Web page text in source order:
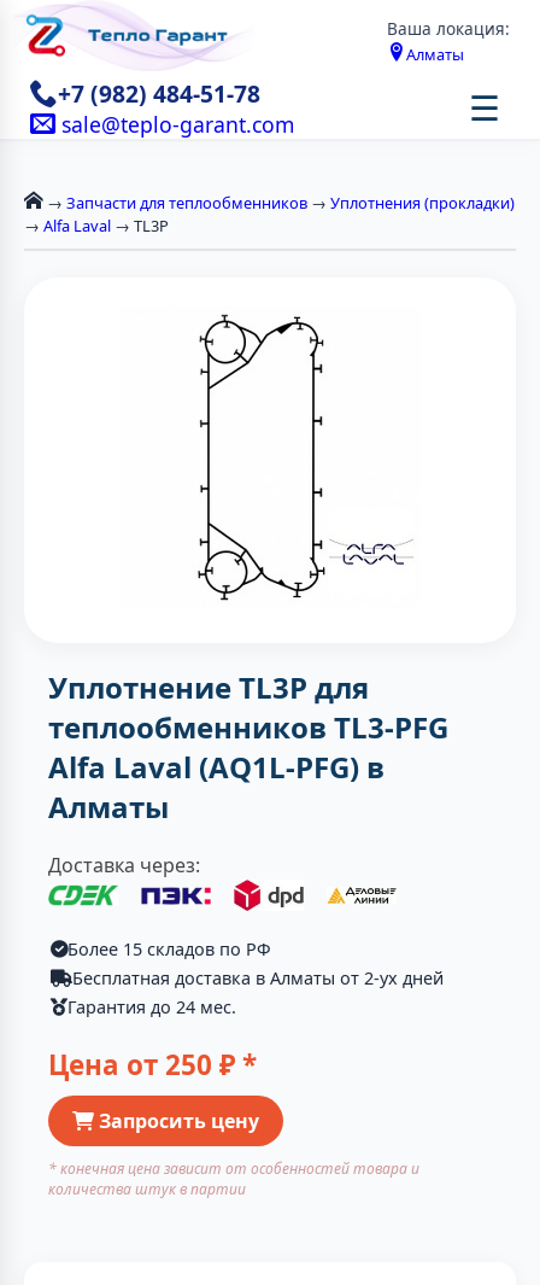
Ваша локация:
Алматы
+7 (982) 484-51-78
sale@teplo-garant.com ☰
→ Запчасти для теплообменников → Уплотнения (прокладки)
→ Alfa Laval → TL3P
Уплотнение TL3P для
теплообменников TL3-PFG
Alfa Laval (AQ1L-PFG) в
Алматы
Доставка через:
Более 15 складов по РФ
Бесплатная доставка в Алматы от 2-ух дней
Гарантия до 24 мес.
Цена от 250 ₽ *
Запросить цену
* конечная цена зависит от особенностей товара и
количества штук в партии